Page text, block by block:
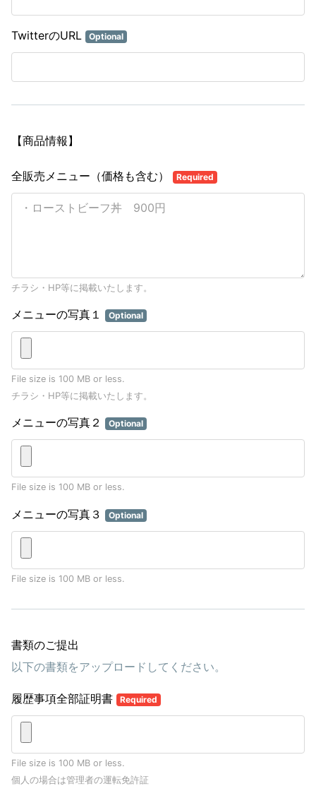
TwitterのURL Optional
【商品情報】
全販売メニュー（価格も含む） Required
チラシ・HP等に掲載いたします。
メニューの写真１ Optional
File size is 100 MB or less.
チラシ・HP等に掲載いたします。
メニューの写真２ Optional
File size is 100 MB or less.
メニューの写真３ Optional
File size is 100 MB or less.
書類のご提出
以下の書類をアップロードしてください。
履歴事項全部証明書 Required
File size is 100 MB or less.
個人の場合は管理者の運転免許証